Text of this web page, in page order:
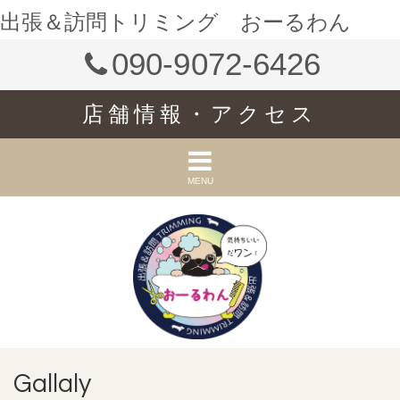
出張＆訪問トリミング おーるわん
090-9072-6426
店舗情報・アクセス
MENU
Gallaly